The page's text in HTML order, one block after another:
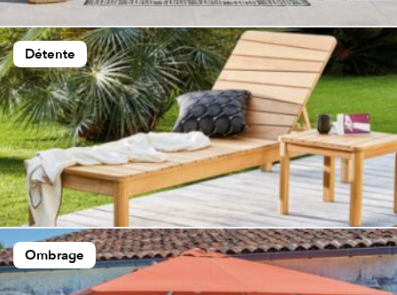
Détente
Ombrage